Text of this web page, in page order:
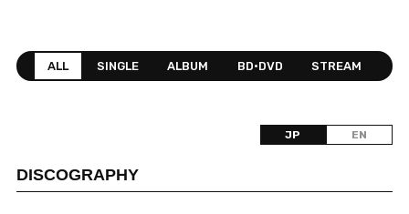
ALL SINGLE ALBUM BD•DVD STREAM
JP EN
DISCOGRAPHY